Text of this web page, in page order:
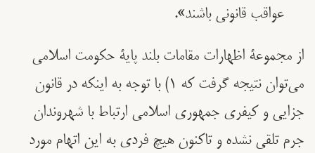
عواقب قانونی باشند».
از مجموعۀ اظهارات مقامات بلند پایۀ حکومت اسلامی
می‌توان نتیجه گرفت که ١) با توجه به اینکه در قانون
جزایی و کیفری جمهوری اسلامی ارتباط با شهروندان
جرم تلقی نشده و تاکنون هیچ فردی به این اتهام مورد